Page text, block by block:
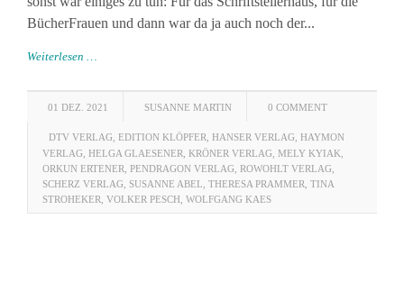
BücherFrauen und dann war da ja auch noch der...
Weiterlesen …
01 DEZ. 2021 SUSANNE MARTIN 0 COMMENT
DTV VERLAG EDITION KLÖPFER HANSER VERLAG HAYMON
VERLAG HELGA GLAESENER KRÖNER VERLAG MELY KYIAK
ORKUN ERTENER PENDRAGON VERLAG ROWOHLT VERLAG
SCHERZ VERLAG SUSANNE ABEL THERESA PRAMMER TINA
STROHEKER VOLKER PESCH WOLFGANG KAES